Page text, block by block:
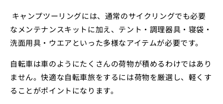
キャンプツーリングには、通常のサイクリングでも必要
なメンテナンスキットに加え、テント・調理器具・寝袋・
洗面用具・ウエアといった多様なアイテムが必要です。
自転車は車のようにたくさんの荷物が積めるわけではあり
ません。快適な自転車旅をするには荷物を厳選し、軽くす
ることがポイントになります。